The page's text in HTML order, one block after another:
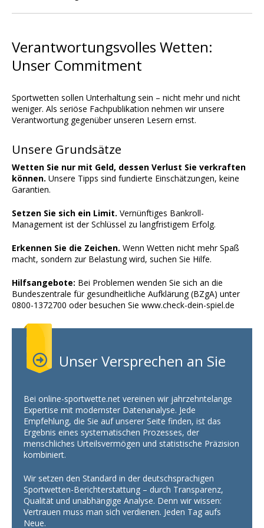
Verantwortungsvolles Wetten:
Unser Commitment
Sportwetten sollen Unterhaltung sein – nicht mehr und nicht
weniger. Als seriöse Fachpublikation nehmen wir unsere
Verantwortung gegenüber unseren Lesern ernst.
Unsere Grundsätze
Wetten Sie nur mit Geld, dessen Verlust Sie verkraften
können. Unsere Tipps sind fundierte Einschätzungen, keine
Garantien.
Setzen Sie sich ein Limit. Vernünftiges Bankroll-
Management ist der Schlüssel zu langfristigem Erfolg.
Erkennen Sie die Zeichen. Wenn Wetten nicht mehr Spaß
macht, sondern zur Belastung wird, suchen Sie Hilfe.
Hilfsangebote: Bei Problemen wenden Sie sich an die
Bundeszentrale für gesundheitliche Aufklärung (BZgA) unter
0800-1372700 oder besuchen Sie www.check-dein-spiel.de
Unser Versprechen an Sie
Bei online-sportwette.net vereinen wir jahrzehntelange
Expertise mit modernster Datenanalyse. Jede
Empfehlung, die Sie auf unserer Seite finden, ist das
Ergebnis eines systematischen Prozesses, der
menschliches Urteilsvermögen und statistische Präzision
kombiniert.
Wir setzen den Standard in der deutschsprachigen
Sportwetten-Berichterstattung – durch Transparenz,
Qualität und unabhängige Analyse. Denn wir wissen:
Vertrauen muss man sich verdienen. Jeden Tag aufs
Neue.